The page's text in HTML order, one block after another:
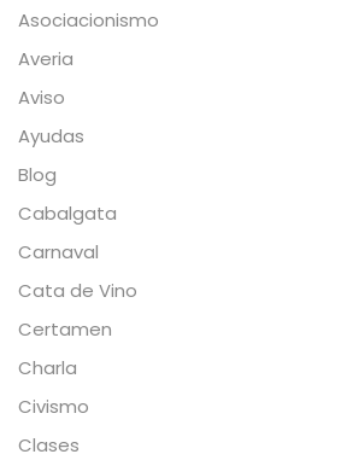
Asociacionismo
Averia
Aviso
Ayudas
Blog
Cabalgata
Carnaval
Cata de Vino
Certamen
Charla
Civismo
Clases